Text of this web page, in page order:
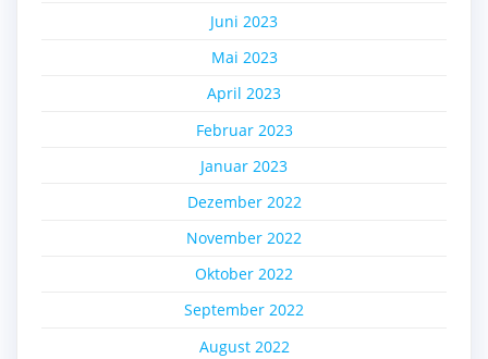
Juni 2023
Mai 2023
April 2023
Februar 2023
Januar 2023
Dezember 2022
November 2022
Oktober 2022
September 2022
August 2022